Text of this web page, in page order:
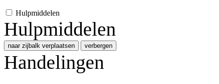
Hulpmiddelen
Hulpmiddelen
naar zijbalk verplaatsen verbergen
Handelingen